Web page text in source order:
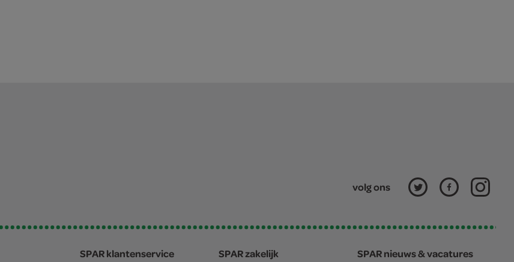
volg ons
SPAR klantenservice SPAR zakelijk SPAR nieuws & vacatures